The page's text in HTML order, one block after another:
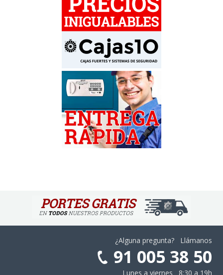
¿Alguna pregunta? Llámanos
91 005 38 50
Lunes a viernes 8:30 a 19h